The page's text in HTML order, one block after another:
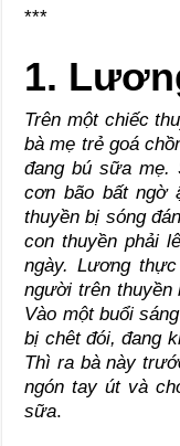
***
1.
Trên một chiếc
bà mẹ trẻ goá
đang bú sữa
cơn bão bất ngờ
thuyền bị sóng
con thuyền phải
ngày. Lương
người trên thuyền
Vào một buổi
bị chêt đói, đang
Thì ra bà này
ngón tay út và
sữa.